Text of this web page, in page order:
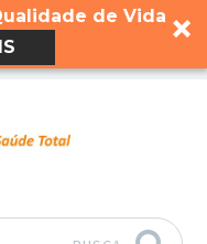
de Vida